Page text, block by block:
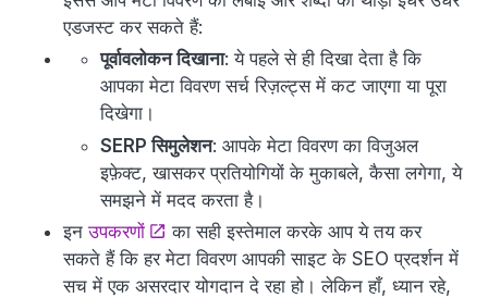
एडजस्ट कर सकते हैं:
पूर्वावलोकन दिखाना: ये पहले से ही दिखा देता है कि
आपका मेटा विवरण सर्च रिज़ल्ट्स में कट जाएगा या पूरा
दिखेगा।
SERP सिमुलेशन: आपके मेटा विवरण का विजुअल
इफ़ेक्ट, खासकर प्रतियोगियों के मुकाबले, कैसा लगेगा, ये
समझने में मदद करता है।
इनउपकरणों
का सही इस्तेमाल करके आप ये तय कर
सकते हैं कि हर मेटा विवरण आपकी साइट के SEO प्रदर्शन में
सच में एक असरदार योगदान दे रहा हो। लेकिन हाँ, ध्यान रहे,